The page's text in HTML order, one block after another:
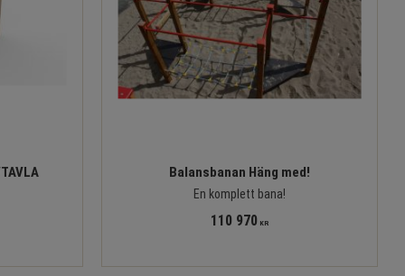
Balansbanan Häng med!
En komplett bana!
110 970 KR